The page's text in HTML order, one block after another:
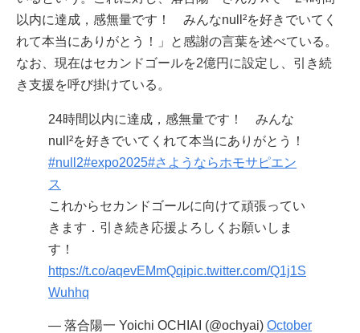
以内に達成，感無量です！ みんなnull²を好きでいてく
れて本当にありがとう！」と感謝の言葉を述べている。
なお、現在はセカンドゴールを2億円に設定し、引き続
き支援を呼び掛けている。
24時間以内に達成，感無量です！ みんな
null²を好きでいてくれて本当にありがとう！
#null2#expo2025#さようならホモサピエン
ス
これからセカンドゴールに向けて頑張ってい
きます．引き続き応援よろしくお願いしま
す！
https://t.co/aqevEMmQqipic.twitter.com/Q1j1S
Wuhhq
— 落合陽一 Yoichi OCHIAI (@ochyai) October